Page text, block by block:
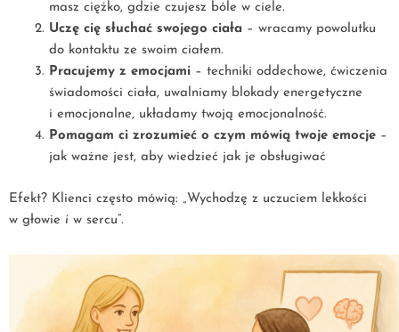
masz ciężko, gdzie czujesz bóle w ciele.
Uczę cię słuchać swojego ciała – wracamy powolutku
do kontaktu ze swoim ciałem.
Pracujemy z emocjami – techniki oddechowe, ćwiczenia
świadomości ciała, uwalniamy blokady energetyczne
i emocjonalne, układamy twoją emocjonalność.
Pomagam ci zrozumieć o czym mówią twoje emocje –
jak ważne jest, aby wiedzieć jak je obsługiwać
Efekt? Klienci często mówią: „Wychodzę z uczuciem lekkości
w głowie i w sercu”.